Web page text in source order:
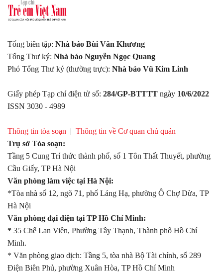
Tổng biên tập: Nhà báo Bùi Văn Khương
Tổng Thư ký: Nhà báo Nguyễn Ngọc Quang
Phó Tổng Thư ký (thường trực): Nhà báo Vũ Kim Linh
Giấy phép Tạp chí điện tử số: 284/GP-BTTTT ngày 10/6/2022
ISSN 3030 - 4989
Thông tin tòa soạn | Thông tin về Cơ quan chủ quản
Trụ sở Tòa soạn:
Tầng 5 Cung Trí thức thành phố, số 1 Tôn Thất Thuyết, phường
Cầu Giấy, TP Hà Nội
Văn phòng làm việc tại Hà Nội:
*Tòa nhà số 12, ngõ 71, phố Láng Hạ, phường Ô Chợ Dừa, TP
Hà Nội
Văn phòng đại diện tại TP Hồ Chí Minh:
* 35 Chế Lan Viên, Phường Tây Thạnh, Thành phố Hồ Chí
Minh.
* Văn phòng giao dịch: Tầng 5, tòa nhà Bộ Tài chính, số 289
Điện Biên Phủ, phường Xuân Hòa, TP Hồ Chí Minh